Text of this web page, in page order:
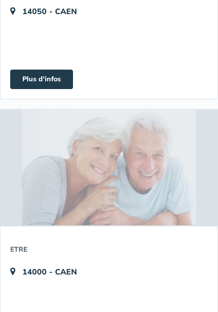
14050 - CAEN
Plus d'infos
ETRE
14000 - CAEN